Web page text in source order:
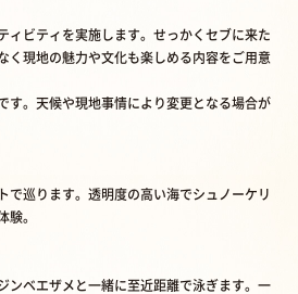
ィビティを実施します。せっかくセブに来た
く現地の魅力や文化も楽しめる内容をご用意
す。天候や現地事情により変更となる場合が
で巡ります。透明度の高い海でシュノーケリ
験。
ンベエザメと一緒に至近距離で泳ぎます。一